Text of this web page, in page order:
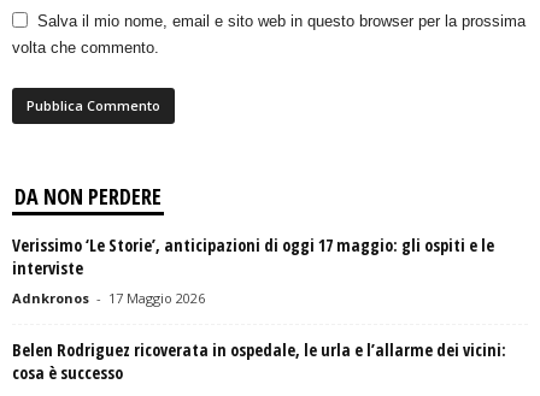
Salva il mio nome, email e sito web in questo browser per la prossima
volta che commento.
DA NON PERDERE
Verissimo ‘Le Storie’, anticipazioni di oggi 17 maggio: gli ospiti e le
interviste
Adnkronos - 17 Maggio 2026
Belen Rodriguez ricoverata in ospedale, le urla e l’allarme dei vicini:
cosa è successo